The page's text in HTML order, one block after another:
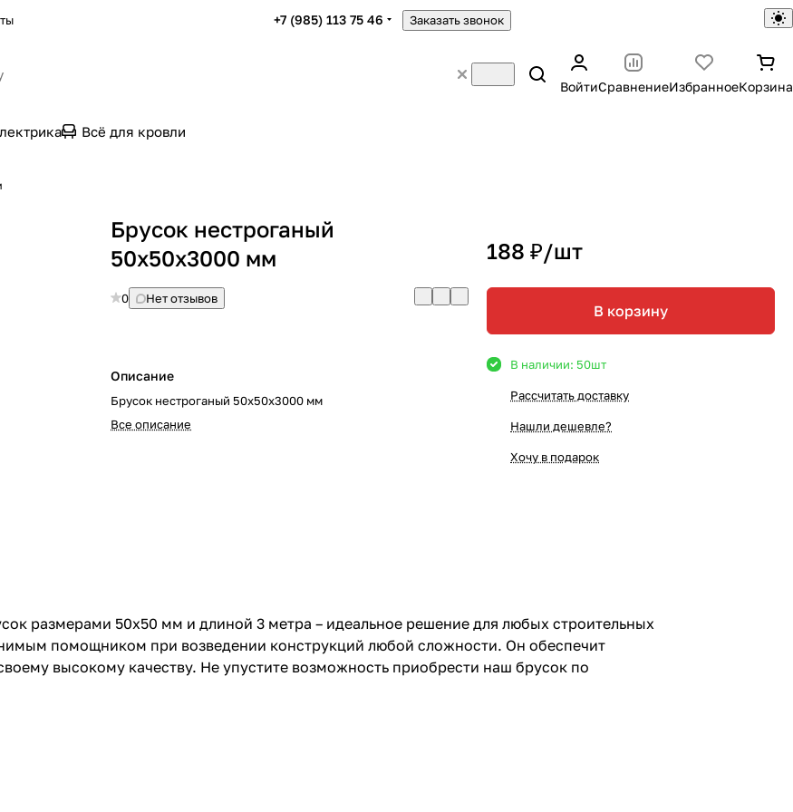
+7 (985) 113 75 46 Заказать звонок
ВойтиСравнениеИзбранноеКорзина
Всё для кровли
Брусок нестроганый
50х50х3000 мм
0 Нет отзывов
Описание
Брусок нестроганый 50х50х3000 мм
Все описание
188 ₽/шт
В корзину
В наличии: 50шт
Рассчитать доставку
Нашли дешевле?
Хочу в подарок
размерами 50х50 мм и длиной 3 метра – идеальное решение для любых строительных
помощником при возведении конструкций любой сложности. Он обеспечит
высокому качеству. Не упустите возможность приобрести наш брусок по